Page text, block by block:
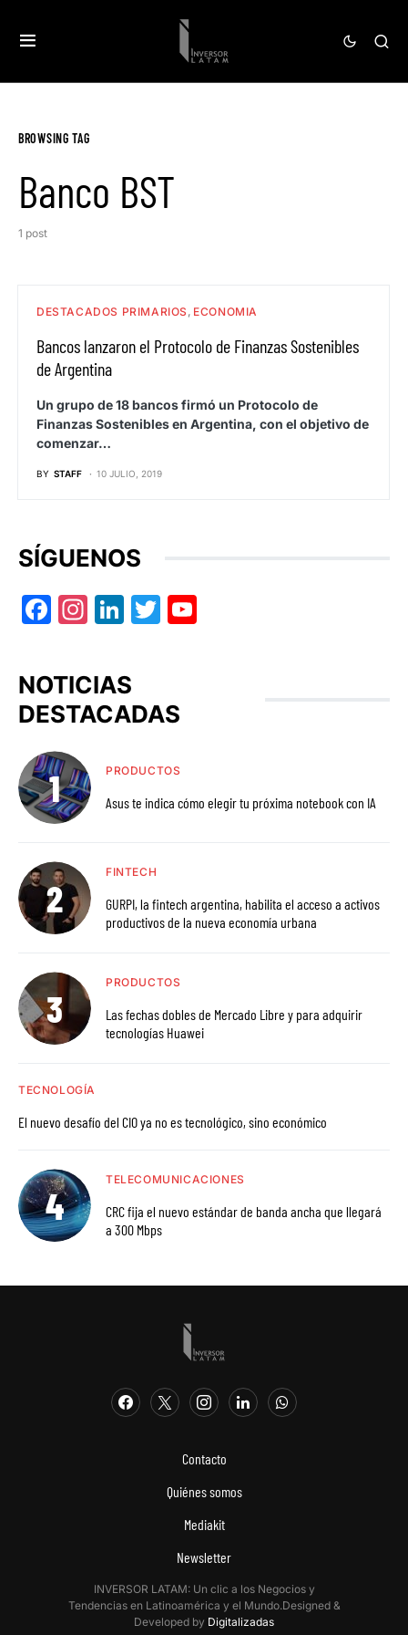
BROWSING TAG
Banco BST
1 post
DESTACADOS PRIMARIOS ECONOMIA
Bancos lanzaron el Protocolo de Finanzas Sostenibles
de Argentina
Un grupo de 18 bancos firmó un Protocolo de
Finanzas Sostenibles en Argentina, con el objetivo de
comenzar…
BY STAFF 10 JULIO, 2019
SÍGUENOS
Facebook
Instagram
LinkedIn
Twitter
NOTICIAS
DESTACADAS
PRODUCTOS
Asus te indica cómo elegir tu próxima notebook con IA
FINTECH
GURPI, la fintech argentina, habilita el acceso a activos
productivos de la nueva economía urbana
PRODUCTOS
Las fechas dobles de Mercado Libre y para adquirir
tecnologías Huawei
TECNOLOGÍA
El nuevo desafío del CIO ya no es tecnológico, sino económico
TELECOMUNICACIONES
CRC fija el nuevo estándar de banda ancha que llegará
a 300 Mbps
Contacto
Quiénes somos
Mediakit
Newsletter
INVERSOR LATAM: Un clic a los Negocios y
Tendencias en Latinoamérica y el Mundo.Designed &
Developed by Digitalizadas